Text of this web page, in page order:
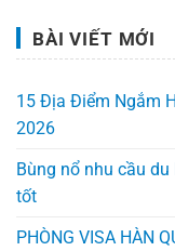
BÀI VIẾT MỚI
15 Địa Điểm Ngắm
2026
Bùng nổ nhu cầu
tốt
PHÒNG VISA HÀN